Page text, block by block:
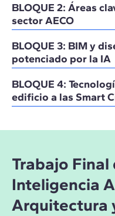
BLOQUE 2: Áreas
sector AECO
BLOQUE 3: BIM y
potenciado por la IA
BLOQUE 4:
edificio a las Smart
Trabajo
Inteligencia
Arquitectura